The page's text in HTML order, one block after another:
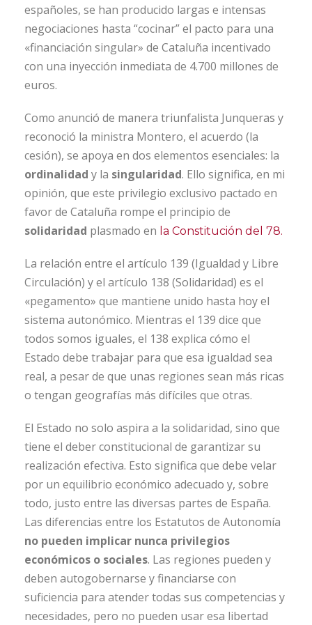
españoles, se han producido largas e intensas
negociaciones hasta “cocinar” el pacto para una
«financiación singular» de Cataluña incentivado
con una inyección inmediata de 4.700 millones de
euros.
Como anunció de manera triunfalista Junqueras y
reconoció la ministra Montero, el acuerdo (la
cesión), se apoya en dos elementos esenciales: la
ordinalidad y la singularidad. Ello significa, en mi
opinión, que este privilegio exclusivo pactado en
favor de Cataluña rompe el principio de
solidaridad plasmado en la Constitución del 78.
La relación entre el artículo 139 (Igualdad y Libre
Circulación) y el artículo 138 (Solidaridad) es el
«pegamento» que mantiene unido hasta hoy el
sistema autonómico. Mientras el 139 dice que
todos somos iguales, el 138 explica cómo el
Estado debe trabajar para que esa igualdad sea
real, a pesar de que unas regiones sean más ricas
o tengan geografías más difíciles que otras.
El Estado no solo aspira a la solidaridad, sino que
tiene el deber constitucional de garantizar su
realización efectiva. Esto significa que debe velar
por un equilibrio económico adecuado y, sobre
todo, justo entre las diversas partes de España.
Las diferencias entre los Estatutos de Autonomía
no pueden implicar nunca privilegios
económicos o sociales. Las regiones pueden y
deben autogobernarse y financiarse con
suficiencia para atender todas sus competencias y
necesidades, pero no pueden usar esa libertad